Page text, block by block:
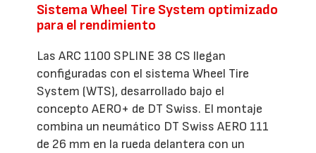
Sistema Wheel Tire System optimizado
para el rendimiento
Las ARC 1100 SPLINE 38 CS llegan
configuradas con el sistema Wheel Tire
System (WTS), desarrollado bajo el
concepto AERO+ de DT Swiss. El montaje
combina un neumático DT Swiss AERO 111
de 26 mm en la rueda delantera con un